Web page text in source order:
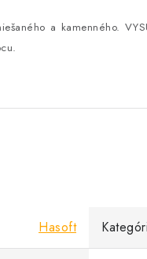
a kamenného.
Hasoft